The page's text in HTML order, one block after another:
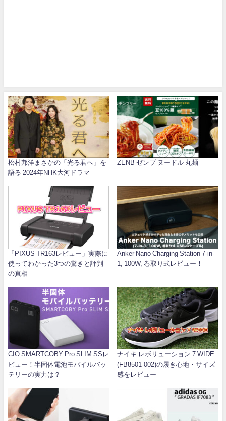
松村邦洋まさかの「光る君へ」を
語る 2024年NHK大河ドラマ
ZENB ゼンブ ヌードル 丸麺
「PIXUS TR163レビュー」実際に
使ってわかった3つの驚きと評判
の真相
Anker Nano Charging Station 7-in-
1, 100W, 巻取り式レビュー！
CIO SMARTCOBY Pro SLIM SSレ
ビュー！半固体電池モバイルバッ
テリーの実力は？
ナイキ レボリューション 7 WIDE
(FB8501-002)の履き心地・サイズ
感をレビュー